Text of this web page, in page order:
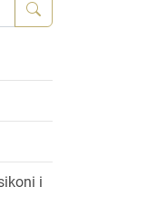
i